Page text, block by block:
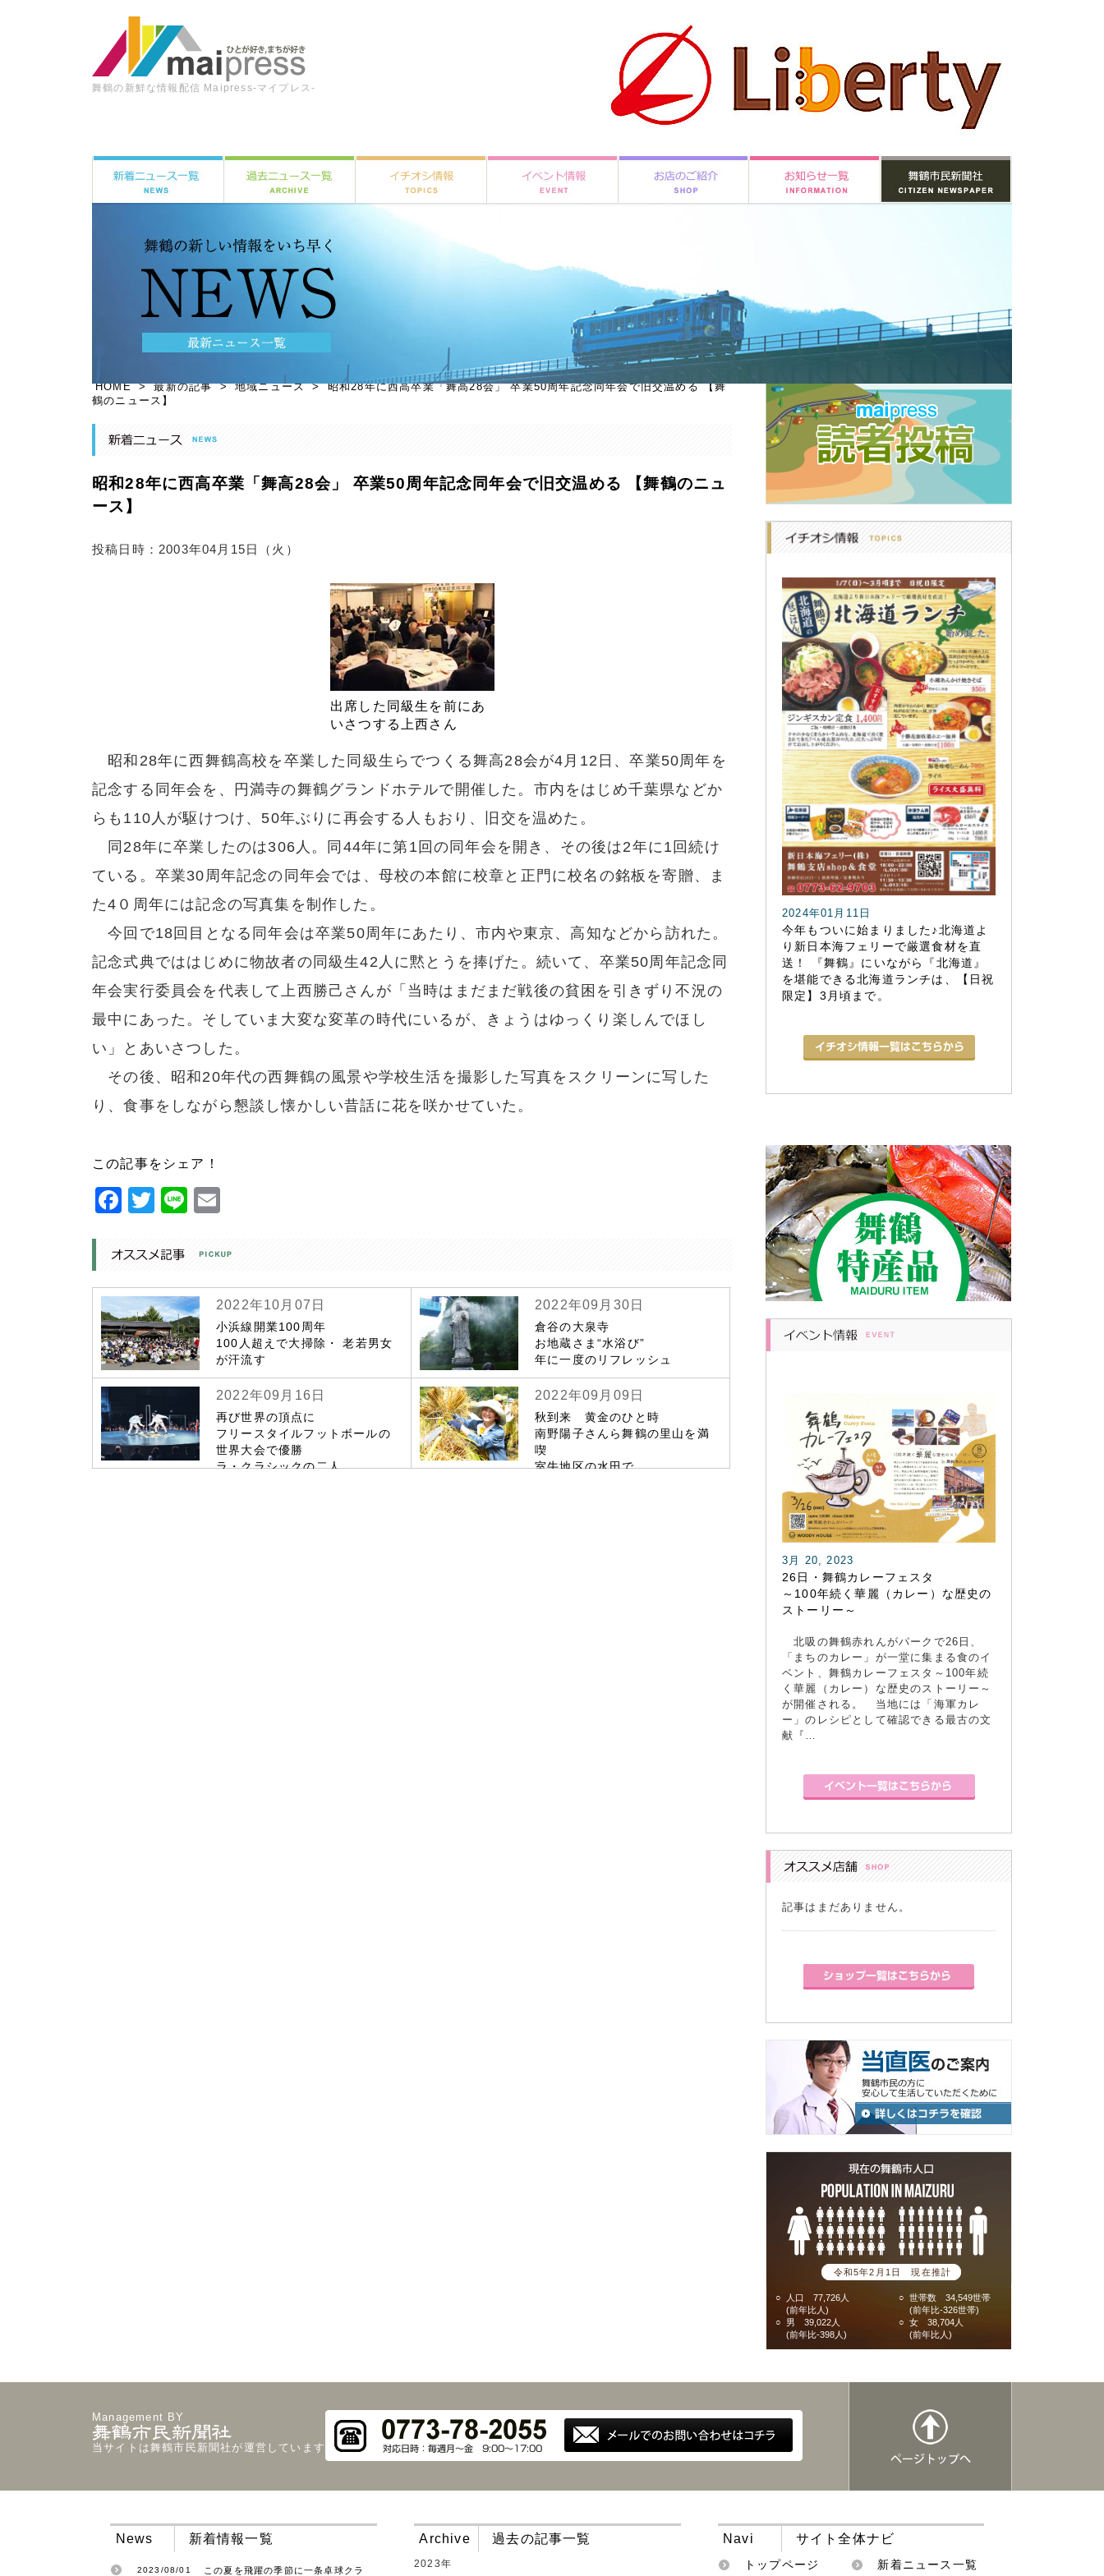
舞鶴の新鮮な情報配信 Maipress-マイプレス-
HOME > 最新の記事 > 地域ニュース > 昭和28年に西高卒業「舞高28会」 卒業50周年記念同年会で旧交温める 【舞
鶴のニュース】
昭和28年に西高卒業「舞高28会」 卒業50周年記念同年会で旧交温める 【舞鶴のニュ
ース】
投稿日時：2003年04月15日（火）
出席した同級生を前にあ
いさつする上西さん
昭和28年に西舞鶴高校を卒業した同級生らでつくる舞高28会が4月12日、卒業50周年を
記念する同年会を、円満寺の舞鶴グランドホテルで開催した。市内をはじめ千葉県などか
らも110人が駆けつけ、50年ぶりに再会する人もおり、旧交を温めた。
同28年に卒業したのは306人。同44年に第1回の同年会を開き、その後は2年に1回続け
ている。卒業30周年記念の同年会では、母校の本館に校章と正門に校名の銘板を寄贈、ま
た4０周年には記念の写真集を制作した。
今回で18回目となる同年会は卒業50周年にあたり、市内や東京、高知などから訪れた。
記念式典でははじめに物故者の同級生42人に黙とうを捧げた。続いて、卒業50周年記念同
年会実行委員会を代表して上西勝己さんが「当時はまだまだ戦後の貧困を引きずり不況の
最中にあった。そしていま大変な変革の時代にいるが、きょうはゆっくり楽しんでほし
い」とあいさつした。
その後、昭和20年代の西舞鶴の風景や学校生活を撮影した写真をスクリーンに写した
り、食事をしながら懇談し懐かしい昔話に花を咲かせていた。
この記事をシェア！
Facebook
Twitter
Line
2022年10月07日
小浜線開業100周年
100人超えで大掃除・ 老若男女
が汗流す
2022年09月30日
倉谷の大泉寺
お地蔵さま“水浴び”
年に一度のリフレッシュ
2022年09月16日
再び世界の頂点に
フリースタイルフットボールの
世界大会で優勝
ラ・クラシックの二人
2022年09月09日
秋到来 黄金のひと時
南野陽子さんら舞鶴の里山を満
喫
室牛地区の水田で
2024年01月11日
今年もついに始まりました♪北海道よ
り新日本海フェリーで厳選食材を直
送！ 『舞鶴』にいながら『北海道』
を堪能できる北海道ランチは、【日祝
限定】3月頃まで。
3月 20, 2023
26日・舞鶴カレーフェスタ
～100年続く華麗（カレー）な歴史の
ストーリー～
北吸の舞鶴赤れんがパークで26日、
「まちのカレー」が一堂に集まる食のイ
ベント、舞鶴カレーフェスタ～100年続
く華麗（カレー）な歴史のストーリー～
が開催される。 当地には「海軍カレ
ー」のレシピとして確認できる最古の文
献『…
記事はまだありません。
令和5年2月1日 現在推計
○
人口 77,726人
(前年比人)
○
男 39,022人
(前年比-398人)
○ 世帯数 34,549世帯
(前年比-326世帯)
○ 女 38,704人
(前年比人)
Management BY
当サイトは舞鶴市民新聞社が運営しています
News 新着情報一覧
2023/08/01 この夏を飛躍の季節に一条卓球クラ
Archive 過去の記事一覧
2023年
Navi サイト全体ナビ
トップページ 新着ニュース一覧